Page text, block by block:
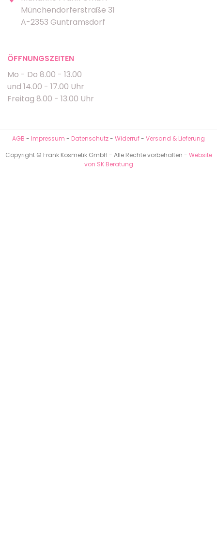
Münchendorferstraße 31
A-2353 Guntramsdorf
ÖFFNUNGSZEITEN
Mo - Do 8.00 - 13.00
und 14.00 - 17.00 Uhr
Freitag 8.00 - 13.00 Uhr
AGB - Impressum - Datenschutz- Widerruf- Versand & Lieferung
Copyright © Frank Kosmetik GmbH - Alle Rechte vorbehalten - Website
von SK Beratung